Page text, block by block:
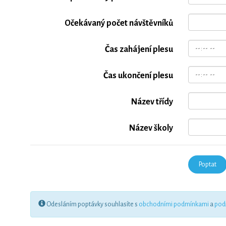
Očekávaný počet návštěvníků
Čas zahájení plesu
Čas ukončení plesu
Název třídy
Název školy
Odesláním poptávky souhlasíte s obchodními podmínkami a